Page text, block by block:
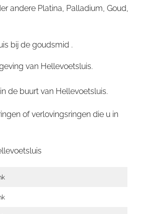
andere Platina, Palladium, Goud,
bij de goudsmid .
van Hellevoetsluis.
de buurt van Hellevoetsluis.
of verlovingsringen die u in